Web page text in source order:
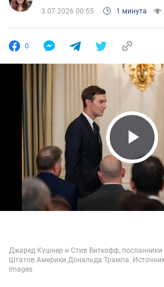
3.07.2026 00:55 1 минута
0
Play